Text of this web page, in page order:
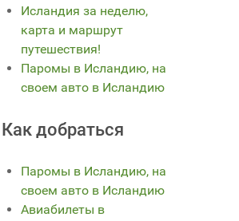
Исландия за неделю,
карта и маршрут
путешествия!
Паромы в Исландию, на
своем авто в Исландию
Как добраться
Паромы в Исландию, на
своем авто в Исландию
Авиабилеты в